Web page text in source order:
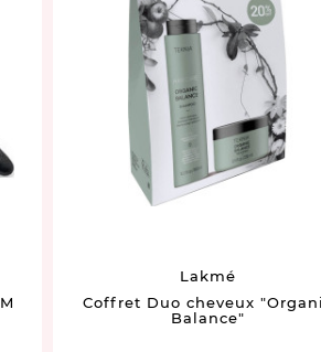
Lakmé
Coffret Duo cheveux
Balance"